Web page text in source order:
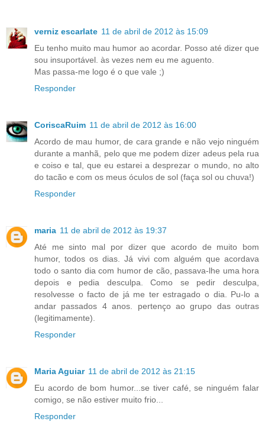
verniz escarlate 11 de abril de 2012 às 15:09
Eu tenho muito mau humor ao acordar. Posso até dizer que
sou insuportável. às vezes nem eu me aguento.
Mas passa-me logo é o que vale ;)
Responder
CoriscaRuim 11 de abril de 2012 às 16:00
Acordo de mau humor, de cara grande e não vejo ninguém
durante a manhã, pelo que me podem dizer adeus pela rua
e coiso e tal, que eu estarei a desprezar o mundo, no alto
do tacão e com os meus óculos de sol (faça sol ou chuva!)
Responder
maria 11 de abril de 2012 às 19:37
Até me sinto mal por dizer que acordo de muito bom
humor, todos os dias. Já vivi com alguém que acordava
todo o santo dia com humor de cão, passava-lhe uma hora
depois e pedia desculpa. Como se pedir desculpa,
resolvesse o facto de já me ter estragado o dia. Pu-lo a
andar passados 4 anos. pertenço ao grupo das outras
(legitimamente).
Responder
Maria Aguiar 11 de abril de 2012 às 21:15
Eu acordo de bom humor...se tiver café, se ninguém falar
comigo, se não estiver muito frio...
Responder